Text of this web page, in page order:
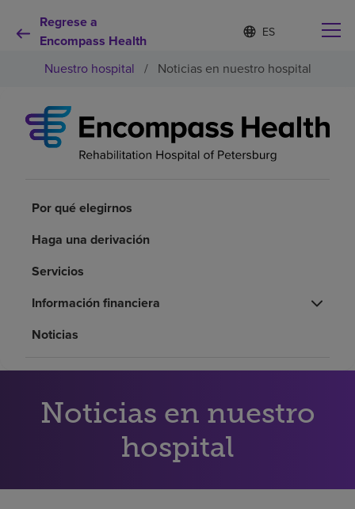
Regrese a
Encompass Health
Lista
de
idiomas
contraída
d
o
s
e
e
Por qué debe elegirnos
Recursos de salud
Inversores
Nuestro hospital / Noticias en nuestro hospital
Por qué elegirnos
Haga una derivación
Servicios
Información financiera
Noticias
Noticias en nuestro
hospital